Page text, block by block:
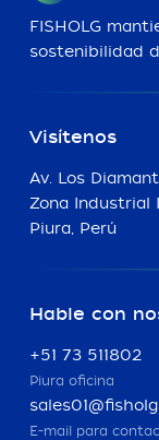
FISHOLG
sostenibilidad
Visítenos
Av. Los
Zona Industrial
Piura, Perú
Hable con
+51 73 511802
Piura oficina
E-mail para